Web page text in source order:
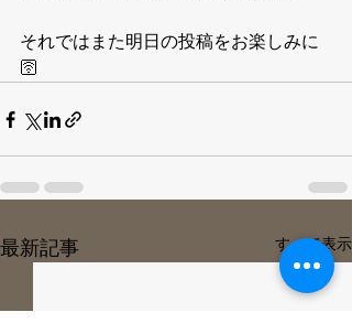
それではまた明日の投稿をお楽しみに
🛜
最新記事 すべて表示